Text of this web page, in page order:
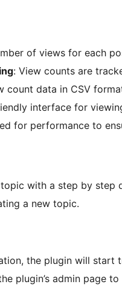
of views for each
: View counts are
count data in CSV
interface for
for performance to
with a step by step
a new topic.
the plugin will start
plugin’s admin page